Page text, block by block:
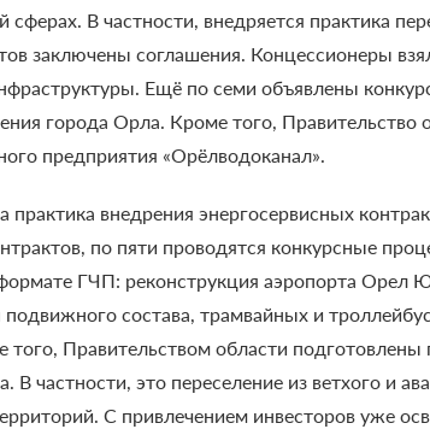
В частности, внедряется практика
заключены соглашения. Концессионеры
Ещё по семи объявлены
города Орла. Кроме того,
предприятия «Орёлводоканал».
внедрения энергосервисных
по пяти проводятся конкурсные
ГЧП: реконструкция аэропорта
состава, трамвайных и
того, Правительством области
В частности, это переселение из ветхого и
С привлечением инвесторов уже